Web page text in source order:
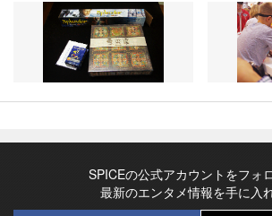
SPICEの公式アカウントをフォ
最新のエンタメ情報を手に入